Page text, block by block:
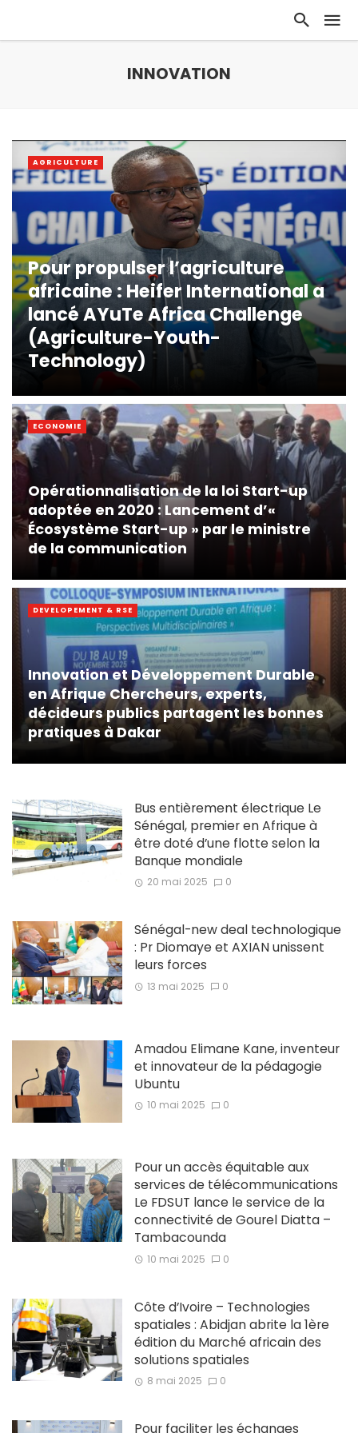
INNOVATION
Pour propulser l’agriculture
africaine : Heifer International a
lancé AYuTe Africa Challenge
(Agriculture-Youth-
Technology)
AGRICULTURE
Opérationnalisation de la loi Start-up
adoptée en 2020 : Lancement d’«
Écosystème Start-up » par le ministre
de la communication
ECONOMIE
Innovation et Développement Durable
en Afrique Chercheurs, experts,
décideurs publics partagent les bonnes
pratiques à Dakar
DEVELOPEMENT & RSE
Bus entièrement électrique Le
Sénégal, premier en Afrique à
être doté d’une flotte selon la
Banque mondiale
20 mai 2025 0
Sénégal-new deal technologique
: Pr Diomaye et AXIAN unissent
leurs forces
13 mai 2025 0
Amadou Elimane Kane, inventeur
et innovateur de la pédagogie
Ubuntu
10 mai 2025 0
Pour un accès équitable aux
services de télécommunications
Le FDSUT lance le service de la
connectivité de Gourel Diatta –
Tambacounda
10 mai 2025 0
Côte d’Ivoire – Technologies
spatiales : Abidjan abrite la 1ère
édition du Marché africain des
solutions spatiales
8 mai 2025 0
Pour faciliter les échanges